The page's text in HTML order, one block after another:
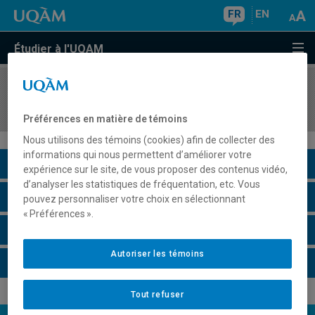
FR EN
Étudier à l'UQAM
COURS//
Description du cours
Horaire - Été 2026
Préférences en matière de témoins
Nous utilisons des témoins (cookies) afin de collecter des
informations qui nous permettent d’améliorer votre
expérience sur le site, de vous proposer des contenus vidéo,
d’analyser les statistiques de fréquentation, etc. Vous
pouvez personnaliser votre choix en sélectionnant
« Préférences ».
Tout refuser
Autoriser les témoins